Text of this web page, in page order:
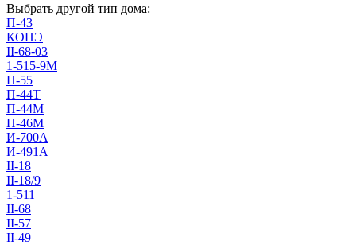
Выбрать другой тип дома:
П-43
КОПЭ
II-68-03
1-515-9М
П-55
П-44Т
П-44М
П-46М
И-700А
И-491А
II-18
II-18/9
1-511
II-68
II-57
II-49